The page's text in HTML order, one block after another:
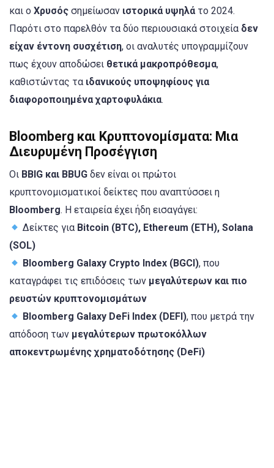
και ο Χρυσός σημείωσαν ιστορικά υψηλάτο 2024.
Παρότι στο παρελθόν τα δύο περιουσιακά στοιχεία δεν
είχαν έντονη συσχέτιση, οι αναλυτές υπογραμμίζουν
πως έχουν αποδώσει θετικά μακροπρόθεσμα,
καθιστώντας τα ιδανικούς υποψηφίους για
διαφοροποιημένα χαρτοφυλάκια.
Bloomberg και Κρυπτονομίσματα: Μια
Διευρυμένη Προσέγγιση
Οι BBIG και BBUG δεν είναι οι πρώτοι
κρυπτονομισματικοί δείκτες που αναπτύσσει η
Bloomberg. Η εταιρεία έχει ήδη εισαγάγει:
Δείκτες για Bitcoin (BTC), Ethereum (ETH), Solana
(SOL)
Bloomberg Galaxy Crypto Index (BGCI), που
καταγράφει τις επιδόσεις των μεγαλύτερων και πιο
ρευστών κρυπτονομισμάτων
Bloomberg Galaxy DeFi Index (DEFI), που μετρά την
απόδοση των μεγαλύτερων πρωτοκόλλων
αποκεντρωμένης χρηματοδότησης (DeFi)